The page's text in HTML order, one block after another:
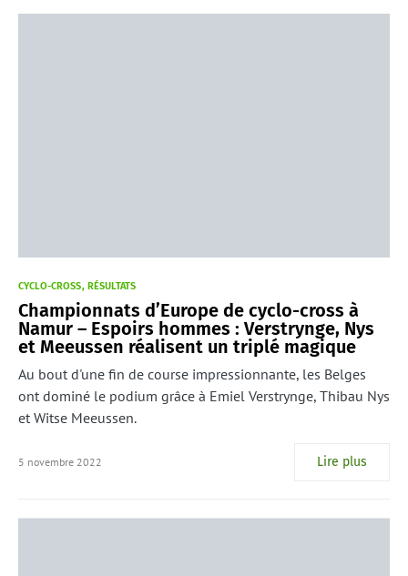
CYCLO-CROSS RÉSULTATS
Championnats d’Europe de cyclo-cross à
Namur – Espoirs hommes : Verstrynge, Nys
et Meeussen réalisent un triplé magique
Au bout d'une fin de course impressionnante, les Belges
ont dominé le podium grâce à Emiel Verstrynge, Thibau Nys
et Witse Meeussen.
5 novembre 2022 Lire plus